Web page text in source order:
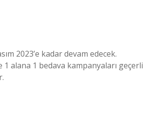
2023’e kadar devam edecek.
alana 1 bedava kampanyaları geçerli